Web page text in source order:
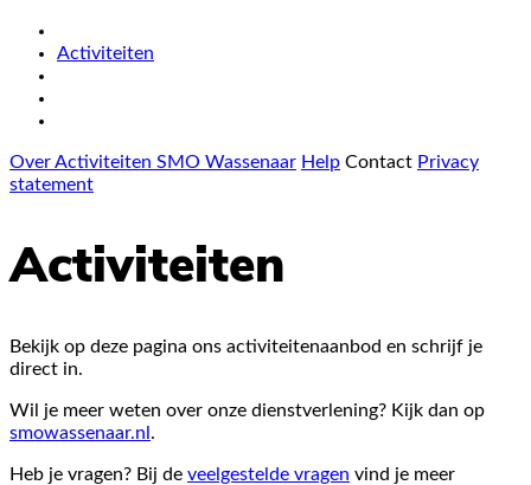
Activiteiten
Over Activiteiten SMO Wassenaar Help Contact Privacy
statement
Activiteiten
Bekijk op deze pagina ons activiteitenaanbod en schrijf je
direct in.
Wil je meer weten over onze dienstverlening? Kijk dan op
smowassenaar.nl .
Heb je vragen? Bij de veelgestelde vragen vind je meer